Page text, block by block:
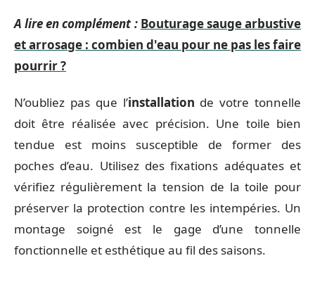
A lire en complément : Bouturage sauge arbustive
et arrosage : combien d'eau pour ne pas les faire
pourrir ?
N’oubliez pas que l’installation de votre tonnelle
doit être réalisée avec précision. Une toile bien
tendue est moins susceptible de former des
poches d’eau. Utilisez des fixations adéquates et
vérifiez régulièrement la tension de la toile pour
préserver la protection contre les intempéries. Un
montage soigné est le gage d’une tonnelle
fonctionnelle et esthétique au fil des saisons.